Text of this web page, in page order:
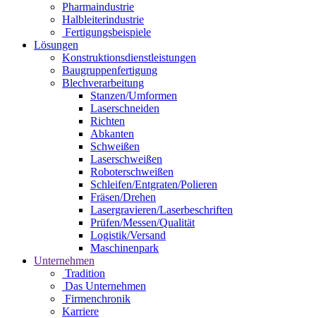
Pharmaindustrie
Halbleiterindustrie
Fertigungsbeispiele
Lösungen
Konstruktionsdienstleistungen
Baugruppenfertigung
Blechverarbeitung
Stanzen/Umformen
Laserschneiden
Richten
Abkanten
Schweißen
Laserschweißen
Roboterschweißen
Schleifen/Entgraten/Polieren
Fräsen/Drehen
Lasergravieren/Laserbeschriften
Prüfen/Messen/Qualität
Logistik/Versand
Maschinenpark
Unternehmen
Tradition
Das Unternehmen
Firmenchronik
Karriere